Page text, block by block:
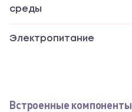
среды
Электропитание
Встроенные компоненты